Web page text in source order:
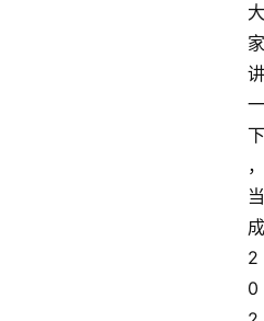
大
家
讲
一
下
，
当
成
2
0